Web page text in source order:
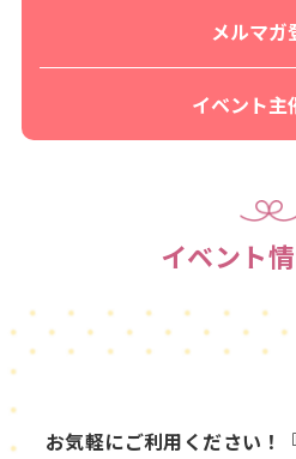
メルマガ
イベント主
イベント
お気軽にご利用ください！